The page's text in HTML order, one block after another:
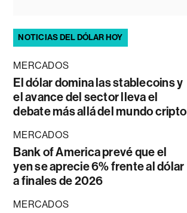
NOTICIAS DEL DÓLAR HOY
MERCADOS
El dólar domina las stablecoins y
el avance del sector lleva el
debate más allá del mundo cripto
MERCADOS
Bank of America prevé que el
yen se aprecie 6% frente al dólar
a finales de 2026
MERCADOS